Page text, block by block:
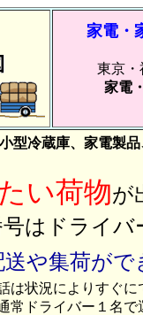
家電・
東京・
家電
型冷蔵庫、家電製
い荷物が
号はドライ
や集荷がで
は状況によりすぐに
常ドライバー１名